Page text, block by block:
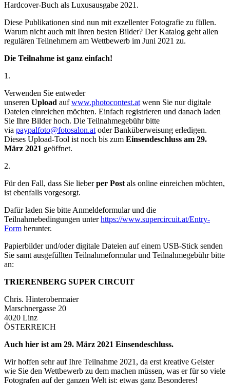
Hardcover-Buch als Luxusausgabe 2021.
Diese Publikationen sind nun mit exzellenter Fotografie zu füllen.
Warum nicht auch mit Ihren besten Bilder? Der Katalog geht allen
regulären Teilnehmern am Wettbewerb im Juni 2021 zu.
Die Teilnahme ist ganz einfach!
1.
Verwenden Sie entweder
unseren Upload aufwww.photocontest.at wenn Sie nur digitale
Dateien einreichen möchten. Einfach registrieren und danach laden
Sie Ihre Bilder hoch. Die Teilnahmegebühr bitte
via paypalfoto@fotosalon.at oder Banküberweisung erledigen.
Dieses Upload-Tool ist noch bis zum Einsendeschluss am 29.
März 2021 geöffnet.
2.
Für den Fall, dass Sie lieberper Post als online einreichen möchten,
ist ebenfalls vorgesorgt.
Dafür laden Sie bitte Anmeldeformular und die
Teilnahmebedingungen unterhttps://www.supercircuit.at/Entry-
Form herunter.
Papierbilder und/oder digitale Dateien auf einem USB-Stick senden
Sie samt ausgefüllten Teilnahmeformular und Teilnahmegebühr bitte
an:
TRIERENBERG SUPER CIRCUIT
Chris. Hinterobermaier
Marschnergasse 20
4020 Linz
ÖSTERREICH
Auch hier ist am 29. März 2021 Einsendeschluss.
Wir hoffen sehr auf Ihre Teilnahme 2021, da erst kreative Geister
wie Sie den Wettbewerb zu dem machen müssen, was er für so viele
Fotografen auf der ganzen Welt ist: etwas ganz Besonderes!